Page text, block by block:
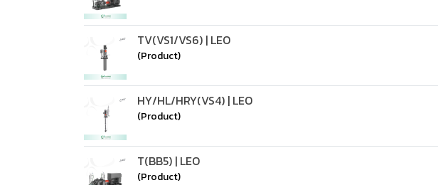
TV(VS1/VS6) | LEO
(Product)
HY/HL/HRY(VS4) | LEO
(Product)
T(BB5) | LEO
(Product)